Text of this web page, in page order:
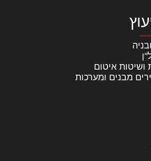
ושיטות איטום
מבנים ומערכות